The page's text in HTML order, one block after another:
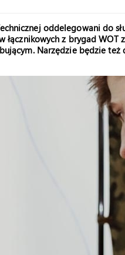
oddelegowani do
łącznikowych z brygad
Narzędzie będzie